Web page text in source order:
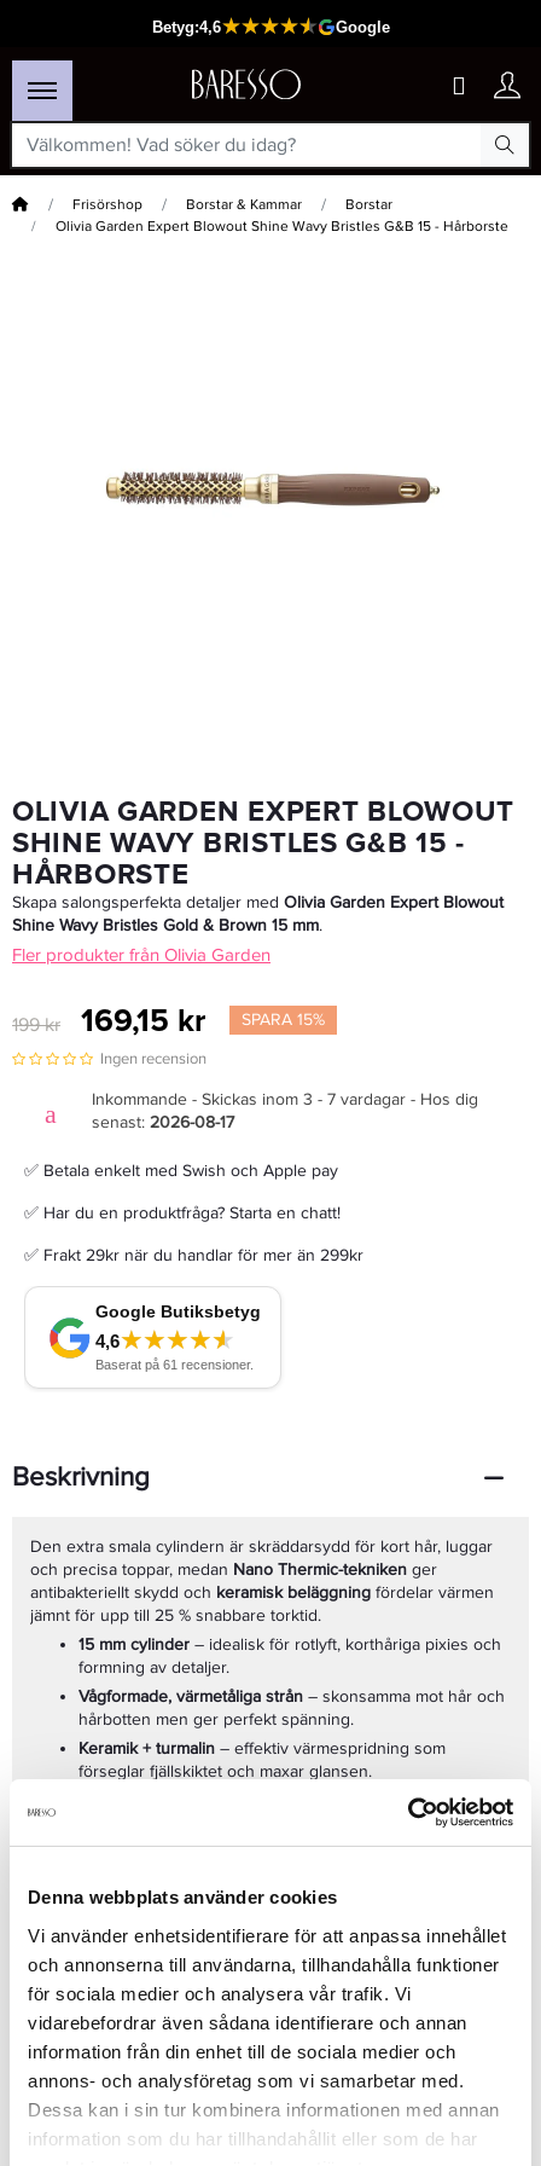
Denna webbplats använder cookies
Vi använder enhetsidentifierare för att anpassa innehållet
och annonserna till användarna, tillhandahålla funktioner
för sociala medier och analysera vår trafik. Vi
vidarebefordrar även sådana identifierare och annan
information från din enhet till de sociala medier och
annons- och analysföretag som vi samarbetar med.
Dessa kan i sin tur kombinera informationen med annan
information som du har tillhandahållit eller som de har
Hem Frisörshop Borstar & Kammar
Borstar
Olivia Garden Expert Blowout Shine Wavy Bristles G&B 15 - Hårborste
OLIVIA GARDEN EXPERT BLOWOUT
SHINE WAVY BRISTLES G&B 15 -
HÅRBORSTE
Skapa salongsperfekta detaljer med Olivia Garden Expert Blowout
Shine Wavy Bristles Gold & Brown 15 mm.
Fler produkter från Olivia Garden
199 kr 169,15 kr SPARA 15%
Ingen recension
Inkommande - Skickas inom 3 - 7 vardagar - Hos dig
senast: 2026-08-17
✅ Betala enkelt med Swish och Apple pay
✅ Har du en produktfråga? Starta en chatt!
✅ Frakt 29kr när du handlar för mer än 299kr
Beskrivning
Den extra smala cylindern är skräddarsydd för kort hår, luggar
och precisa toppar, medan Nano Thermic-tekniken ger
antibakteriellt skydd och keramisk beläggning fördelar värmen
jämnt för upp till 25 % snabbare torktid.
15 mm cylinder – idealisk för rotlyft, korthåriga pixies och
formning av detaljer.
Vågformade, värmetåliga strån – skonsamma mot hår och
hårbotten men ger perfekt spänning.
Keramik + turmalin – effektiv värmespridning som
förseglar fjällskiktet och maxar glansen.
– neutraliserar statisk elektricitet och
Ultralätt, ergonomiskt handtag– sömlöst, snaggfritt grepp
Stora ventilationshål– turbo­luftflöde för snabbare föning
och längre hållbarhet på stylingen.
Utdragbar delnings­pinne
– gömd i skaftet för snabb
Föna, forma och polera med millimeterprecision –
Olivia Garden
Expert Blowout Shine 15 mmger salongsglans, antibakteriellt
Se mer
Produktdetaljer
Recensioner